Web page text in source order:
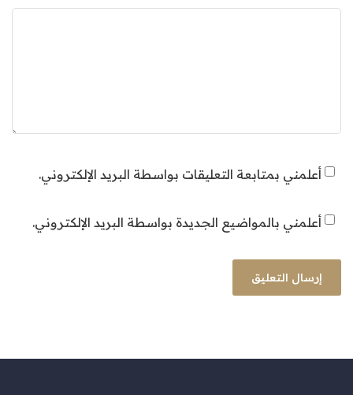
أعلمني بمتابعة التعليقات بواسطة البريد الإلكتروني.
أعلمني بالمواضيع الجديدة بواسطة البريد الإلكتروني.